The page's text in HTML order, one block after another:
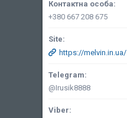
+380 667 208 675
https://melvin.in.ua/
@Irusik8888